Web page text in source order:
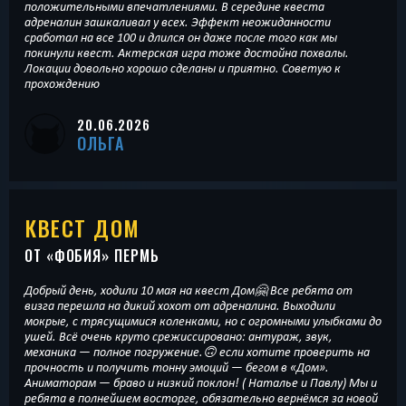
положительными впечатлениями. В середине квеста
адреналин зашкаливал у всех. Эффект неожиданности
сработал на все 100 и длился он даже после того как мы
покинули квест. Актерская игра тоже достойна похвалы.
Локации довольно хорошо сделаны и приятно. Советую к
прохождению
20.06.2026
ОЛЬГА
КВЕСТ ДОМ
ОТ «ФОБИЯ» ПЕРМЬ
Добрый день, ходили 10 мая на квест Дом🤗 Все ребята от
визга перешла на дикий хохот от адреналина. Выходили
мокрые, с трясущимися коленками, но с огромными улыбками до
ушей. Всё очень круто срежиссировано: антураж, звук,
механика — полное погружение.🙃 если хотите проверить на
прочность и получить тонну эмоций — бегом в «Дом».
Аниматорам — браво и низкий поклон! ( Наталье и Павлу) Мы и
ребята в полнейшем восторге, обязательно вернёмся за новой